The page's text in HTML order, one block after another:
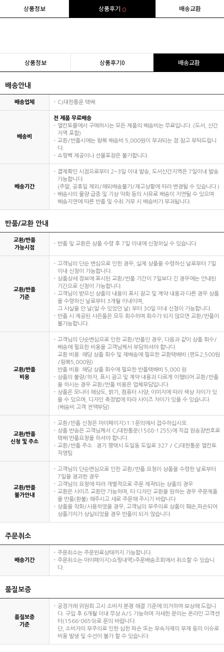
상품정보 상품후기 0 배송교환
상품정보 상품후기0 배송교환
배송안내
배송업체 CJ대한통운 택배
배송비
전 제품 무료배송
엘칸토몰에서 구매하시는 모든 제품의 배송비는 무료입니다. (도서, 산간
지역 포함)
교환/반품시에는 왕복 배송비 5,000원이 부과되는 점 참고 부탁드립니
다.
쇼핑백 제공이나 선물포장은 불가합니다.
배송기간
결제확인 시점으로부터 2~3일 이내 발송, 도서산간지역은 7일이내 발송
가능합니다.
(주말, 공휴일 제외/해외배송불가/재고상황에 따라 변경될 수 있습니다.)
배송사의 물량 급증 및 기상 악화 등의 사유로 배송이 지연될 수 있으며
배송지연에 따른 반품 및 수취 거부 시 배송비가 부과됩니다.
반품/교환 안내
교환/반품
가능시점
반품 및 교환은 상품 수령 후 7일 이내에 신청하실 수 있습니다.
교환/반품
기준
고객님의 단순 변심으로 인한 경우, 실제 상품을 수령하신 날로부터 7일
이내 신청이 가능합니다.
상품상세 정보에 표시된 교환/반품 기간이 7일보다 긴 경우에는 안내된
기간으로 신청이 가능합니다.
고객님이 받으신 상품의 내용이 표시 광고 및 계약 내용과 다른 경우 상품
을 수령하신 날로부터 3개월 이내이며,
그 사실을 안 날(알 수 있었던 날) 부터 30일 이내 신청이 가능합니다.
반품 시 제공된 사은품은 모두 회수하며 회수가 되지 않으면 교환/반품이
불가능합니다.
교환/반품
비용
고객님의 단순변심으로 인한 교환/반품인 경우, 다음과 같이 상품 회수/
배송에 필요한 비용을 고객님께서 부담하셔야 합니다.
교환 비용: 해당 상품 회수 및 재배송에 필요한 교환택배비 (편도2,500원
/왕복5,000원)
반품 비용: 해당 상품 회수에 필요한 반품택배비 5,000 원
상품의 불량/하자, 표시 광고 및 계약 내용과 다르게 이행되어 교환/반품
을 하시는 경우 교환/반품 비용은 업체부담입니다.
상품은 모니터 해상도, 밝기, 컴퓨터 사양, 이미지에 따라 색상 차이가 있
을 수 있으며, 디자인 측정법에 따라 사이즈 차이가 있을 수 있습니다.
(배송비 고객 전액부담)
교환/반품
신청 및 주소
교환/반품 신청은 마이페이지>1:1문의에서 접수하십시오.
상품 반송은 고객님께서 CJ대한통운(1588-1255)에 직접 원송장번호로
택배 반품요청을 하셔야 합니다.
교환/반품 주소 : 경기 평택시 도일동 도일로 327 / CJ대한통운 엘칸토
직영팀
교환/반품
불가안내
고객님의 단순변심으로 인한 교환/반품 요청이 상품을 수령한 날로부터
7일을 경과한 경우
고객님의 요청에 따라 개별적으로 주문 제작되는 상품의 경우
교환은 사이즈 교환만 가능하며, 타 디자인 교환을 원하는 경우 주문제품
을 반품(환불) 해주시고 새로 주문해 주시기 바랍니다
상품을 착화/사용하였을 경우, 고객님의 부주의로 상품이 훼손,파손되어
상품가치가 상실되었을 경우 반품이 되지 않습니다.
주문취소
배송기간
주문취소는 주문완료상태까지 가능합니다.
주문취소는 마이페이지>쇼핑내역>주문배송조회에서 취소할 수 있습니
다.
품질보증
품질보증
기준
공정거래 위원회 고시 소비자 분쟁 해결 기준에 의거하여 보상해 드립니
다. 구입 후 6개월 이내 무상 A/S 가능하며 자세한 문의는 온라인 고객센
터(1566-0659)로 문의 바랍니다.
단, 소비자의 부주의로 인한 심한 파손 또는 부속자재의 부재 등의 이슈로
비용 발생 및 수선이 불가 할 수 있습니다.